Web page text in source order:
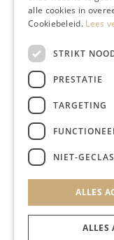
alle cookies in
Cookiebeleid. Lees
STRIKT
PRESTATIE
TARGETING
NIET-
ALLES
ALLES